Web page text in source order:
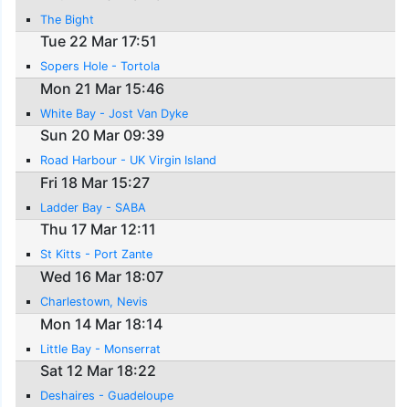
The Bight
Tue 22 Mar 17:51
Sopers Hole - Tortola
Mon 21 Mar 15:46
White Bay - Jost Van Dyke
Sun 20 Mar 09:39
Road Harbour - UK Virgin Island
Fri 18 Mar 15:27
Ladder Bay - SABA
Thu 17 Mar 12:11
St Kitts - Port Zante
Wed 16 Mar 18:07
Charlestown, Nevis
Mon 14 Mar 18:14
Little Bay - Monserrat
Sat 12 Mar 18:22
Deshaires - Guadeloupe